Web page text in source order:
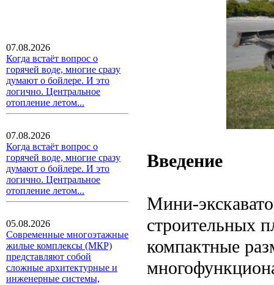
07.08.2026
Когда встаёт вопрос о
горячей воде, многие сразу
думают о бойлере. И это
логично. Центральное
отопление летом...
07.08.2026
Когда встаёт вопрос о
горячей воде, многие сразу
думают о бойлере. И это
логично. Центральное
отопление летом...
05.08.2026
Современные многоэтажные
жилые комплексы (МКР)
представляют собой
сложные архитектурные и
инженерные системы,
Введение
Мини-
строительных
компактные